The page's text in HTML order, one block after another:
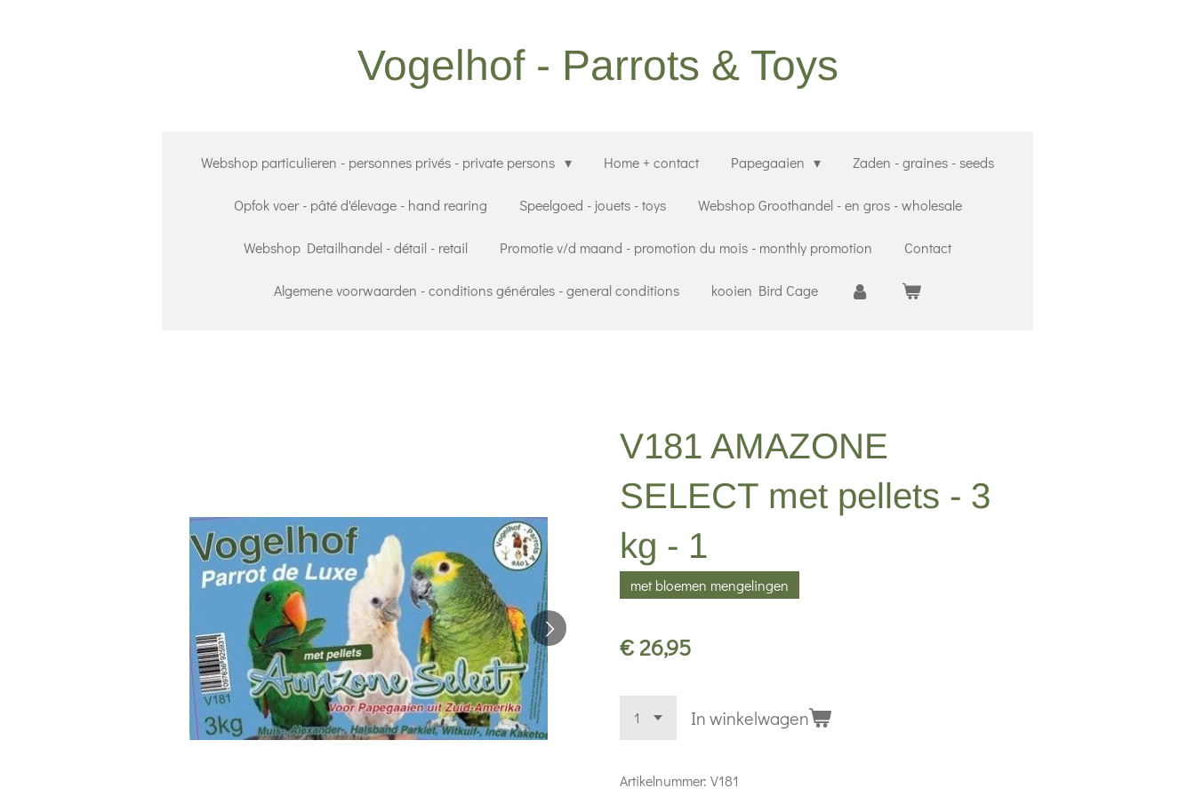
Vogelhof - Parrots & Toys
Webshop particulieren - personnes privés - private persons Home + contact Papegaaien Zaden - graines - seeds
Opfok voer - pâté d'élevage - hand rearing Speelgoed - jouets - toys Webshop Groothandel - en gros - wholesale
Webshop Detailhandel - détail - retail Promotie v/d maand - promotion du mois - monthly promotion Contact
Algemene voorwaarden - conditions générales - general conditions kooien Bird Cage
V181 AMAZONE
SELECT met pellets - 3
kg - 1
met bloemen mengelingen
€ 26,95
In winkelwagen
Artikelnummer: V181